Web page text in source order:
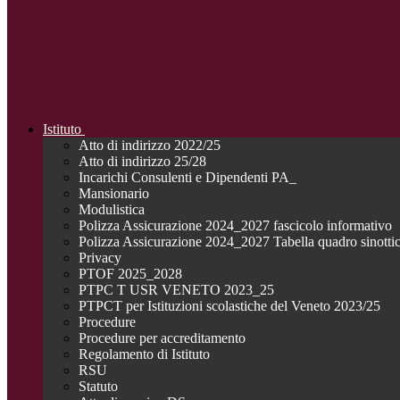
Istituto
Atto di indirizzo 2022/25
Atto di indirizzo 25/28
Incarichi Consulenti e Dipendenti PA_
Mansionario
Modulistica
Polizza Assicurazione 2024_2027 fascicolo informativo
Polizza Assicurazione 2024_2027 Tabella quadro
Privacy
PTOF 2025_2028
PTPC T USR VENETO 2023_25
PTPCT per Istituzioni scolastiche del Veneto 2023/25
Procedure
Procedure per accreditamento
Regolamento di Istituto
RSU
Statuto